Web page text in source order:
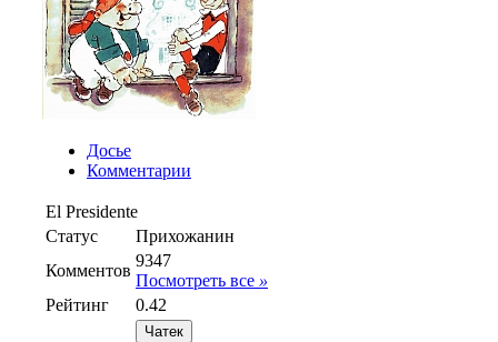
Досье
Комментарии
El Presidente
Статус
Прихожанин
Комментов
9347
Посмотреть все »
Рейтинг
0.42